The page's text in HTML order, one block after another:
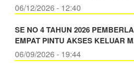
06/12/2026 - 12:40
SE NO 4 TAHUN 2026
EMPAT PINTU AKSES KELUAR
06/09/2026 - 19:44